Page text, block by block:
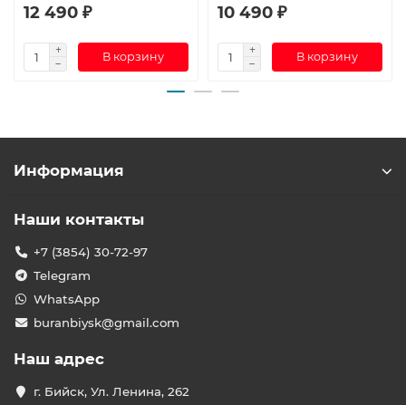
12 490 ₽
В корзину
10 490 ₽
В корзину
Информация
Наши контакты
+7 (3854) 30-72-97
Telegram
WhatsApp
buranbiysk@gmail.com
Наш адрес
г. Бийск, Ул. Ленина, 262